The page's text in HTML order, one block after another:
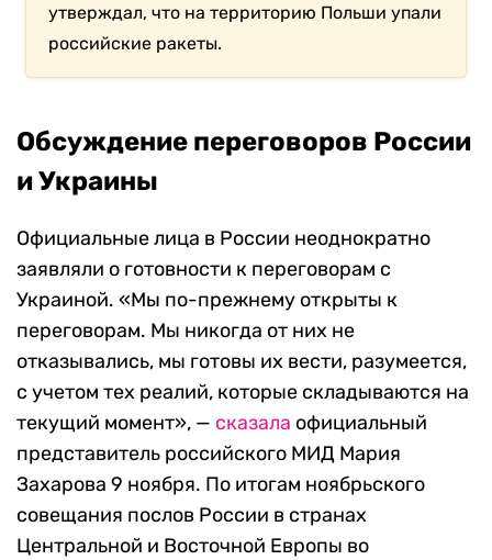
утверждал, что на территорию Польши упали
российские ракеты.
Обсуждение переговоров России
и Украины
Официальные лица в России неоднократно
заявляли о готовности к переговорам с
Украиной. «Мы по-прежнему открыты к
переговорам. Мы никогда от них не
отказывались, мы готовы их вести, разумеется,
с учетом тех реалий, которые складываются на
текущий момент», — сказала официальный
представитель российского МИД Мария
Захарова 9 ноября. По итогам ноябрьского
совещания послов России в странах
Центральной и Восточной Европы во